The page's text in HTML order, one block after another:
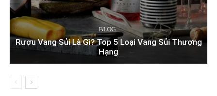
BLOG
Rượu Vang Sủi Là Gì? Top 5 Loại Vang Sủi Thượng
Hạng